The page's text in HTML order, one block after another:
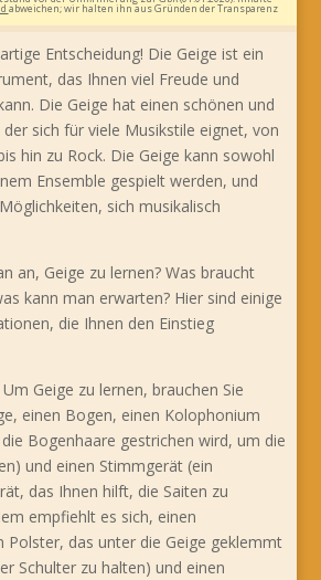
abweichen; wir halten ihn aus Gründen der Transparenz
Entscheidung! Die Geige ist ein
das Ihnen viel Freude und
Die Geige hat einen schönen und
sich für viele Musikstile eignet, von
hin zu Rock. Die Geige kann sowohl
Ensemble gespielt werden, und
sich musikalisch
an, Geige zu lernen? Was braucht
kann man erwarten? Hier sind einige
die Ihnen den Einstieg
Geige zu lernen, brauchen Sie
einen Bogen, einen Kolophonium
Bogenhaare gestrichen wird, um die
und einen Stimmgerät (ein
das Ihnen hilft, die Saiten zu
empfiehlt es sich, einen
Polster, das unter die Geige geklemmt
Schulter zu halten) und einen